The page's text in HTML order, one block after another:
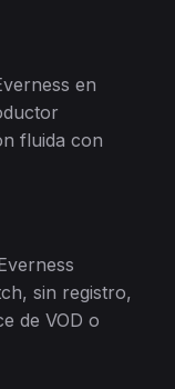
en
fluida con
sin registro,
de VOD o